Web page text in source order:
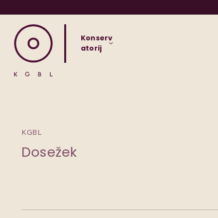
Konserv
atorij
KGBL
Dosežek